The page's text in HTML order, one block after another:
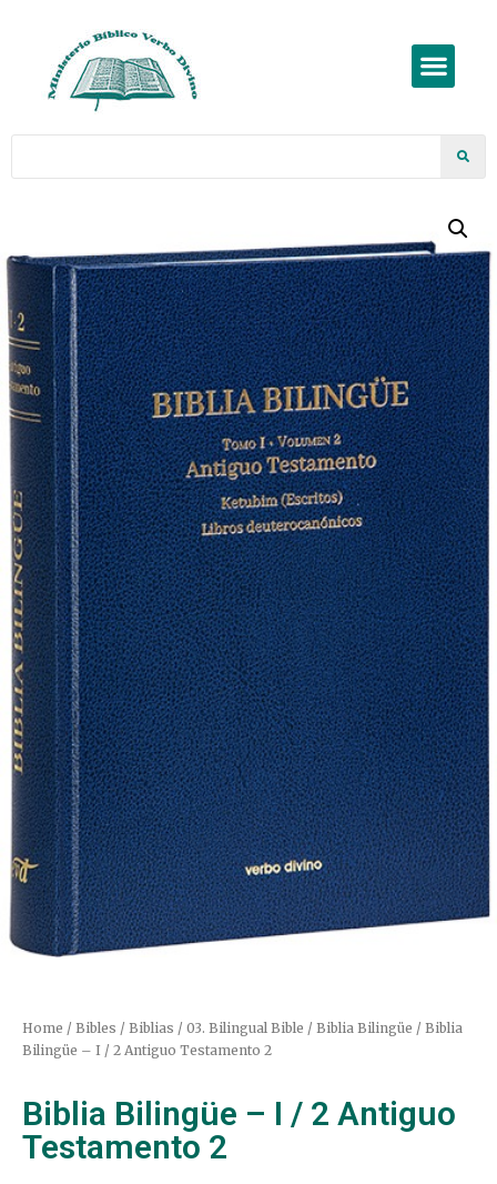
Home / Bibles / Biblias / 03. Bilingual Bible / Biblia Bilingüe / Biblia
Bilingüe – I / 2 Antiguo Testamento 2
Biblia Bilingüe – I / 2 Antiguo
Testamento 2